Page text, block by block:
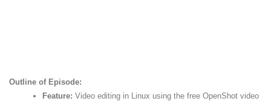
Outline of Episode:
Feature: Video editing in Linux using the free OpenShot video